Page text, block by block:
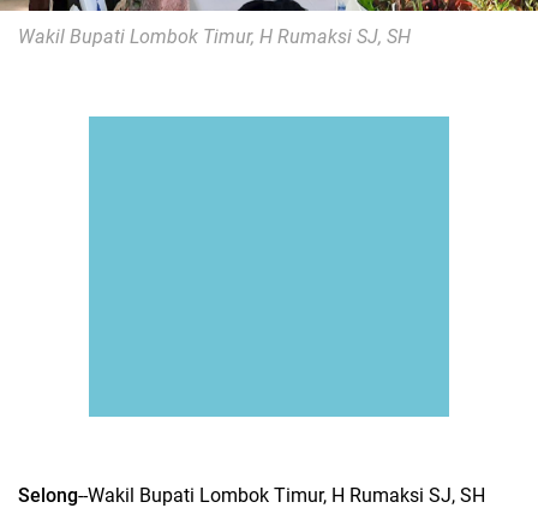
Wakil Bupati Lombok Timur, H Rumaksi SJ, SH
Selong--Wakil Bupati Lombok Timur, H Rumaksi SJ, SH